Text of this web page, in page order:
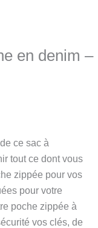
en denim –
ce sac à
tout ce dont vous
zippée pour vos
pour votre
poche zippée à
vos clés, de